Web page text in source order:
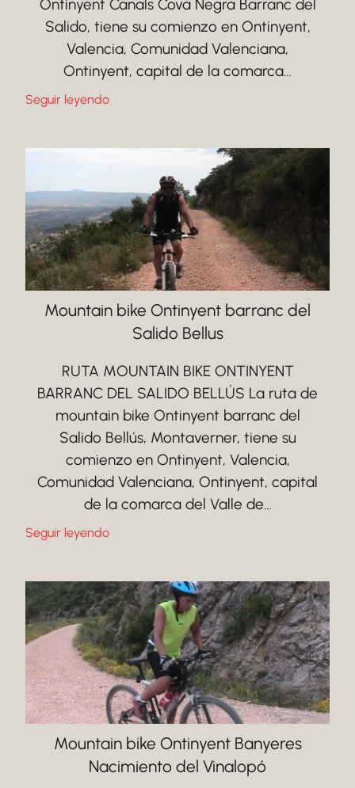
Ontinyent Canals Cova Negra Barranc del
Salido, tiene su comienzo en Ontinyent,
Valencia, Comunidad Valenciana,
Ontinyent, capital de la comarca…
Seguir leyendo
Mountain bike Ontinyent barranc del
Salido Bellus
RUTA MOUNTAIN BIKE ONTINYENT
BARRANC DEL SALIDO BELLÚS La ruta de
mountain bike Ontinyent barranc del
Salido Bellús, Montaverner, tiene su
comienzo en Ontinyent, Valencia,
Comunidad Valenciana, Ontinyent, capital
de la comarca del Valle de…
Seguir leyendo
Mountain bike Ontinyent Banyeres
Nacimiento del Vinalopó